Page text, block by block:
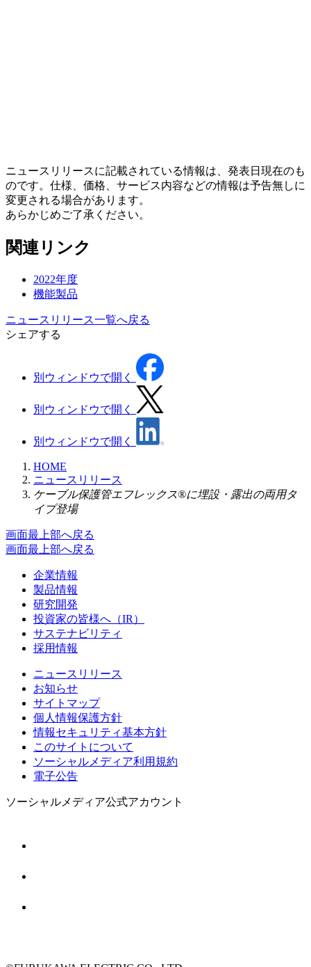
ニュースリリースに記載されている情報は、発表日現在のも
のです。仕様、価格、サービス内容などの情報は予告無しに
変更される場合があります。
あらかじめご了承ください。
関連リンク
2022年度
機能製品
ニュースリリース一覧へ戻る
シェアする
別ウィンドウで開く
別ウィンドウで開く
別ウィンドウで開く
HOME
ニュースリリース
ケーブル保護管エフレックス®に埋設・露出の両用タ
イプ登場
画面最上部へ戻る
画面最上部へ戻る
企業情報
製品情報
研究開発
投資家の皆様へ（IR）
サステナビリティ
採用情報
ニュースリリース
お知らせ
サイトマップ
個人情報保護方針
情報セキュリティ基本方針
このサイトについて
ソーシャルメディア利用規約
電子公告
ソーシャルメディア公式アカウント